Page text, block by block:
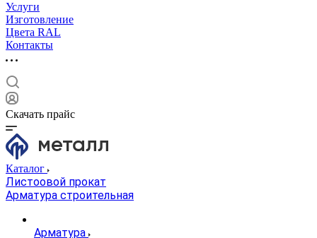
Услуги
Изготовление
Цвета RAL
Контакты
Скачать прайс
Каталог
Листоовой прокат
Арматура строительная
Арматура